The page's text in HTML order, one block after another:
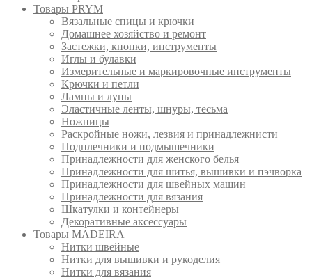
Товары PRYM
Вязальные спицы и крючки
Домашнее хозяйство и ремонт
Застежки, кнопки, инструменты
Иглы и булавки
Измерительные и маркировочные инструменты
Крючки и петли
Лампы и лупы
Эластичные ленты, шнуры, тесьма
Ножницы
Раскройные ножи, лезвия и принадлежнисти
Подплечники и подмышечники
Принадлежности для женского белья
Принадлежности для шитья, вышивки и пэчворка
Принадлежности для швейных машин
Принадлежности для вязания
Шкатулки и контейнеры
Декоративные аксессуары
Товары MADEIRA
Нитки швейные
Нитки для вышивки и рукоделия
Нитки для вязания